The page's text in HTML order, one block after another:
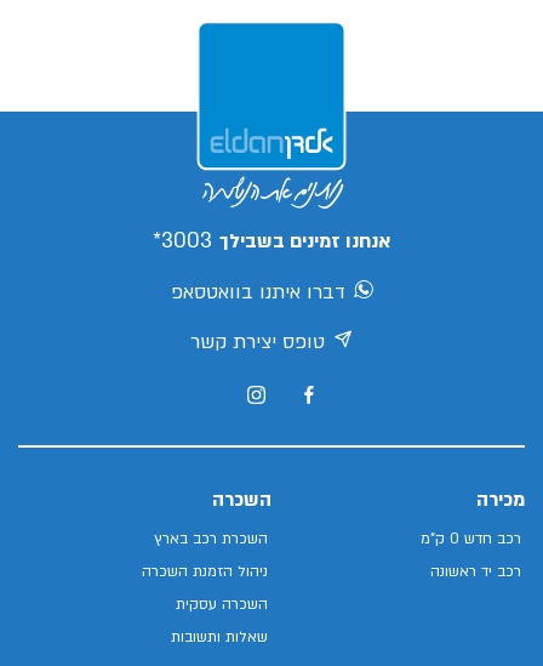
אנחנו זמינים בשבילך 3003*
דברו איתנו בוואטסאפ
טופס יצירת קשר
מכירה
רכב חדש 0 ק"מ
רכב יד ראשונה
השכרה
השכרת רכב בארץ
ניהול הזמנת השכרה
השכרה עסקית
שאלות ותשובות